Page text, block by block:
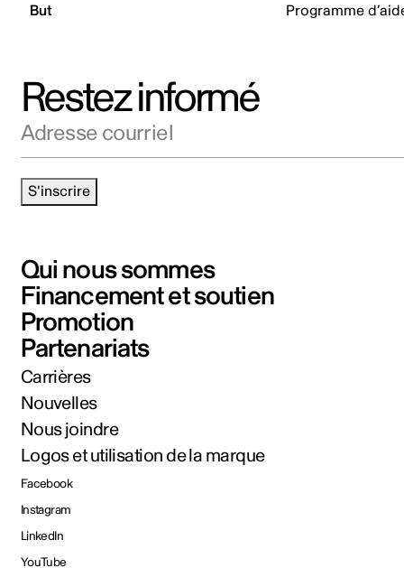
But Programme
Restez informé
S'inscrire
Qui nous sommes
Financement et soutien
Promotion
Partenariats
Carrières
Nouvelles
Nous joindre
Logos et utilisation de la marque
Facebook
Instagram
LinkedIn
YouTube